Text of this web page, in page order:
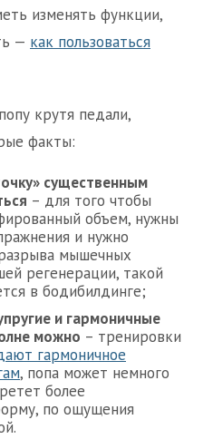
изменять функции,
— как пользоваться
крутя педали,
факты:
существенным
– для того чтобы
объем, нужны
и нужно
мышечных
регенерации, такой
в бодибилдинге;
и гармоничные
можно – тренировки
гармоничное
, попа может немного
более
по ощущения